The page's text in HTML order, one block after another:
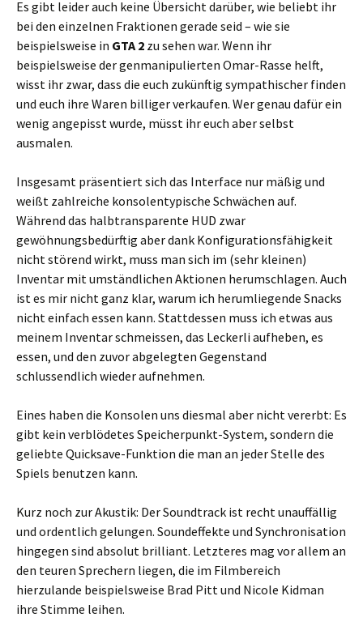
Es gibt leider auch keine Übersicht darüber, wie beliebt ihr
bei den einzelnen Fraktionen gerade seid – wie sie
beispielsweise in GTA 2 zu sehen war. Wenn ihr
beispielsweise der genmanipulierten Omar-Rasse helft,
wisst ihr zwar, dass die euch zukünftig sympathischer finden
und euch ihre Waren billiger verkaufen. Wer genau dafür ein
wenig angepisst wurde, müsst ihr euch aber selbst
ausmalen.
Insgesamt präsentiert sich das Interface nur mäßig und
weißt zahlreiche konsolentypische Schwächen auf.
Während das halbtransparente HUD zwar
gewöhnungsbedürftig aber dank Konfigurationsfähigkeit
nicht störend wirkt, muss man sich im (sehr kleinen)
Inventar mit umständlichen Aktionen herumschlagen. Auch
ist es mir nicht ganz klar, warum ich herumliegende Snacks
nicht einfach essen kann. Stattdessen muss ich etwas aus
meinem Inventar schmeissen, das Leckerli aufheben, es
essen, und den zuvor abgelegten Gegenstand
schlussendlich wieder aufnehmen.
Eines haben die Konsolen uns diesmal aber nicht vererbt: Es
gibt kein verblödetes Speicherpunkt-System, sondern die
geliebte Quicksave-Funktion die man an jeder Stelle des
Spiels benutzen kann.
Kurz noch zur Akustik: Der Soundtrack ist recht unauffällig
und ordentlich gelungen. Soundeffekte und Synchronisation
hingegen sind absolut brilliant. Letzteres mag vor allem an
den teuren Sprechern liegen, die im Filmbereich
hierzulande beispielsweise Brad Pitt und Nicole Kidman
ihre Stimme leihen.